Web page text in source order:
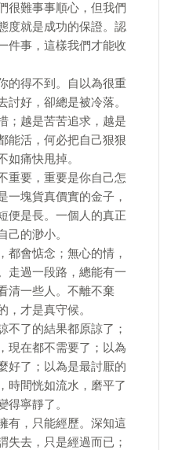
很難事事順心，但我們
度就是成功的保證。認
件事，這樣我們才能收
的得不到。自以為很重
好，卻總是被冷落。
；越是苦苦追求，越是
能活，何必把自己狠狠
如痛快甩掉。
重要，重要是你自己怎
一塊貨真價實的金子，
便是長。一個人的真正
己的渺小。
都會惦念；無心的情，
走過一段路，總能有一
清一些人。不離不棄
，才是真守候。
不了的結果都原諒了；
現在都不需要了；以為
好了；以為是最討厭的
時間恍如流水，磨平了
得寧靜了。
有，只能經歷。深知這
失去，只是經過而已；